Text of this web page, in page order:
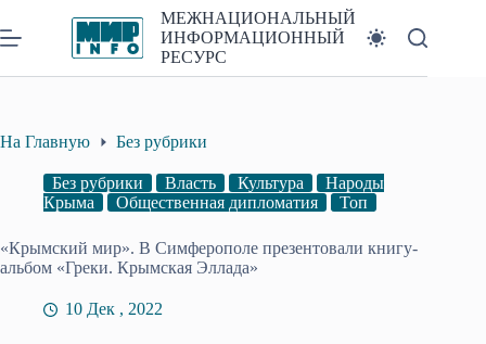
к
сути
МЕЖНАЦИОНАЛЬНЫЙ
ИНФОРМАЦИОННЫЙ
РЕСУРС
На Главную Без рубрики
Без рубрики Власть Культура
Народы
Крыма
Общественная дипломатия Топ
«Крымский мир». В Симферополе презентовали книгу-
альбом «Греки. Крымская Эллада»
10 Дек , 2022